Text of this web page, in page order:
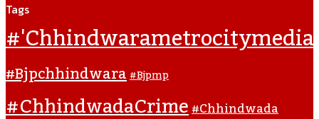
Tags
#'chhindwarametrocitymedia
#bjpchhindwara#bjpmp
#ChhindwadaCrime#Chhindwada